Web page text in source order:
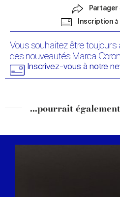
Partager
Inscription à
Vous souhaitez être toujours
des nouveautés Marca
Inscrivez-vous à notre
...pourrait